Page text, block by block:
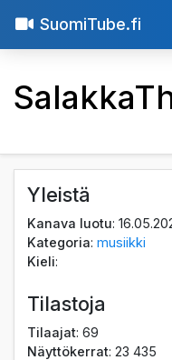
SuomiTube.fi
Yleistä
Kanava luotu:
Kategoria:musiikki
Kieli:
Tilastoja
Tilaajat: 69
Näyttökerrat: 23 435